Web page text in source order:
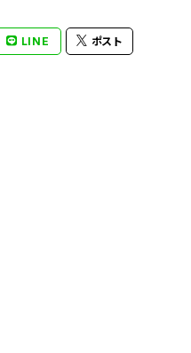
LINE ポスト